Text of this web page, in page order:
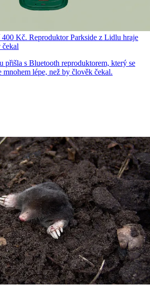
Kč. Reproduktor Parkside z Lidlu hraje
čekal
přišla s Bluetooth reproduktorem, který se
mnohem lépe, než by člověk čekal.